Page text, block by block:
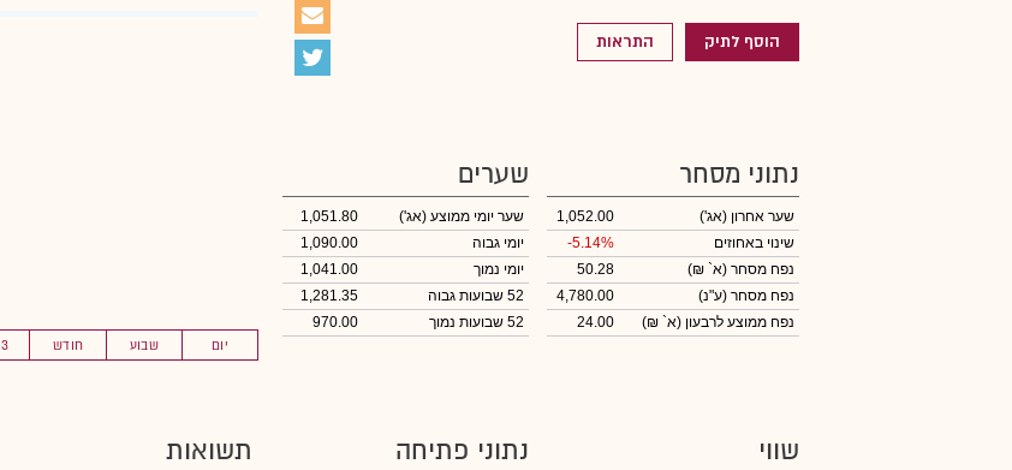
הוסף לתיק התראות
יום שבוע חודש 3 חוד'
נתוני מסחר
שער אחרון (אג')
1,052.00
שינוי באחוזים
-5.14%
נפח מסחר (א` ₪)
50.28
נפח מסחר (ע"נ)
4,780.00
נפח ממוצע לרבעון (א` ₪)
24.00
שערים
שער יומי ממוצע (אג')
1,051.80
יומי גבוה
1,090.00
יומי נמוך
1,041.00
52 שבועות גבוה
1,281.35
52 שבועות נמוך
970.00
שווי נתוני פתיחה תשואות